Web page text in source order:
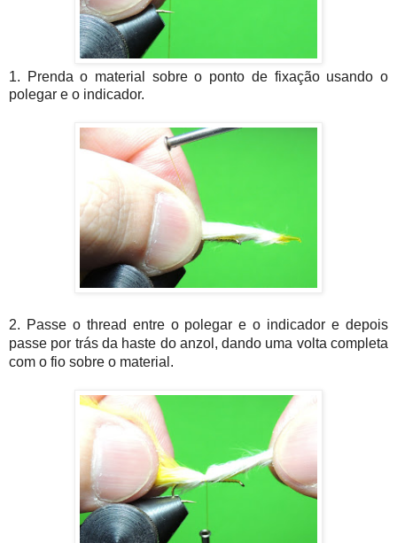
1. Prenda o material sobre o ponto de fixação usando o
polegar e o indicador.
2. Passe o thread entre o polegar e o indicador e depois
passe por trás da haste do anzol, dando uma volta completa
com o fio sobre o material.